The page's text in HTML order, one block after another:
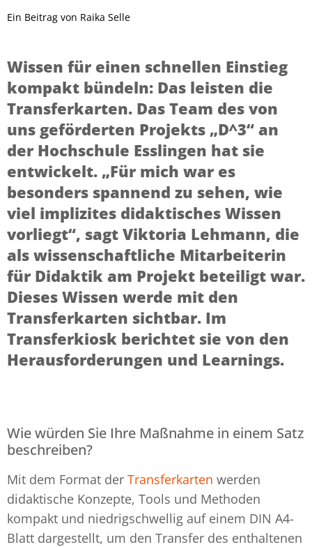
Ein Beitrag von Raika Selle
Wissen für einen schnellen Einstieg
kompakt bündeln: Das leisten die
Transferkarten. Das Team des von
uns geförderten Projekts „D^3“ an
der Hochschule Esslingen hat sie
entwickelt. „Für mich war es
besonders spannend zu sehen, wie
viel implizites didaktisches Wissen
vorliegt“, sagt Viktoria Lehmann, die
als wissenschaftliche Mitarbeiterin
für Didaktik am Projekt beteiligt war.
Dieses Wissen werde mit den
Transferkarten sichtbar. Im
Transferkiosk berichtet sie von den
Herausforderungen und Learnings.
Wie würden Sie Ihre Maßnahme in einem Satz
beschreiben?
Mit dem Format der Transferkarten werden
didaktische Konzepte, Tools und Methoden
kompakt und niedrigschwellig auf einem DIN A4-
Blatt dargestellt, um den Transfer des enthaltenen